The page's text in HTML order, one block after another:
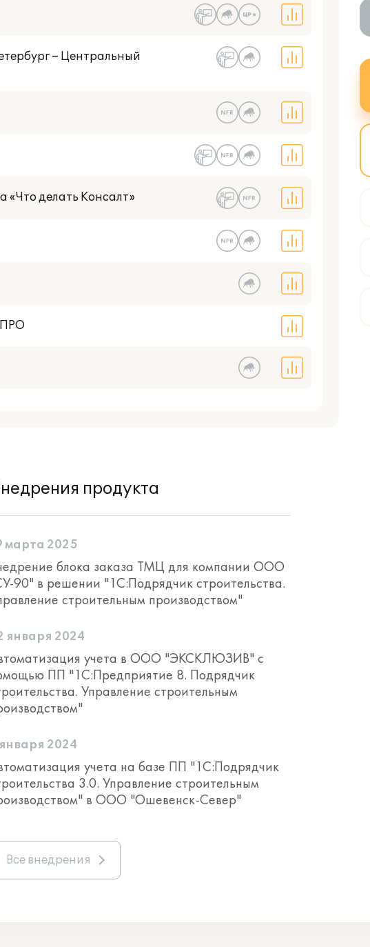
– Центральный
«Что делать Консалт»
ПРО
продукта
марта 2025
блока заказа ТМЦ для компании ООО
90" в решении "1C:Подрядчик строительства.
строительным производством"
января 2024
учета в ООО "ЭКСКЛЮЗИВ" с
ПП "1C:Предприятие 8. Подрядчик
Управление строительным
2024
учета на базе ПП "1С:Подрядчик
3.0. Управление строительным
в ООО "Ошевенск-Север"
Все внедрения